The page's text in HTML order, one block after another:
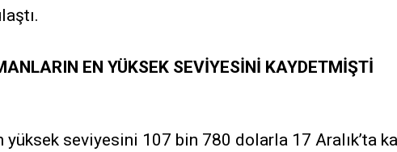
EN YÜKSEK SEVİYESİNİ KAYDETMİŞTİ
yüksek seviyesini 107 bin 780 dolarla 17 Aralık’ta